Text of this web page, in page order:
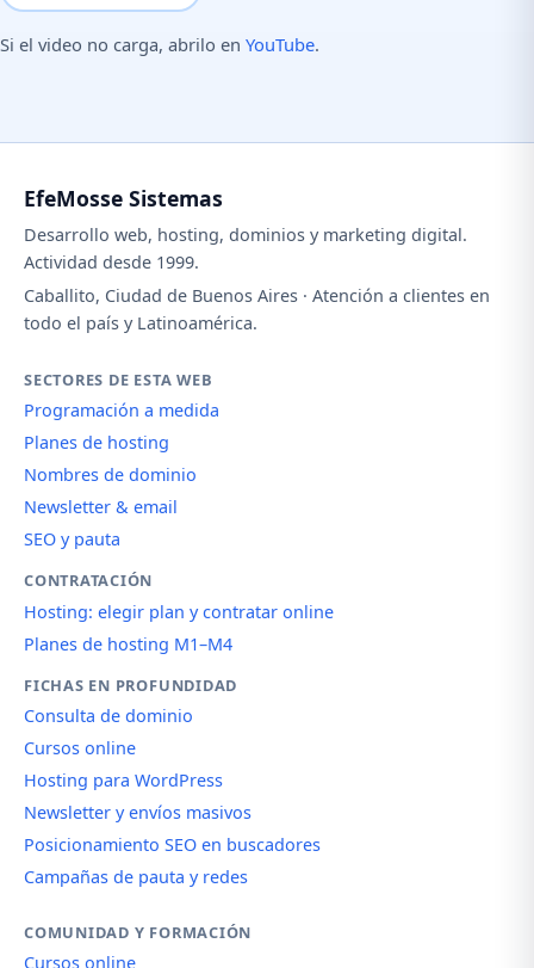
Si el video no carga, abrilo en YouTube.
EfeMosse Sistemas
Desarrollo web, hosting, dominios y marketing digital.
Actividad desde 1999.
Caballito, Ciudad de Buenos Aires · Atención a clientes en
todo el país y Latinoamérica.
SECTORES DE ESTA WEB
Programación a medida
Planes de hosting
Nombres de dominio
Newsletter & email
SEO y pauta
CONTRATACIÓN
Hosting: elegir plan y contratar online
Planes de hosting M1–M4
FICHAS EN PROFUNDIDAD
Consulta de dominio
Cursos online
Hosting para WordPress
Newsletter y envíos masivos
Posicionamiento SEO en buscadores
Campañas de pauta y redes
COMUNIDAD Y FORMACIÓN
Cursos online